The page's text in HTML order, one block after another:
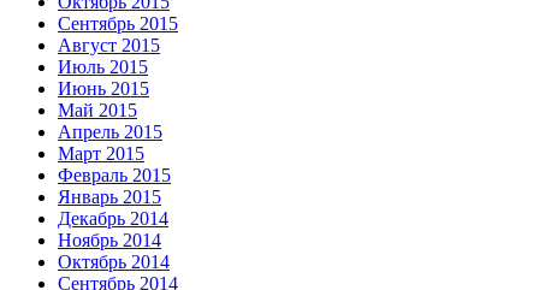
Сентябрь 2015
Август 2015
Июль 2015
Июнь 2015
Май 2015
Апрель 2015
Март 2015
Февраль 2015
Январь 2015
Декабрь 2014
Ноябрь 2014
Октябрь 2014
Сентябрь 2014